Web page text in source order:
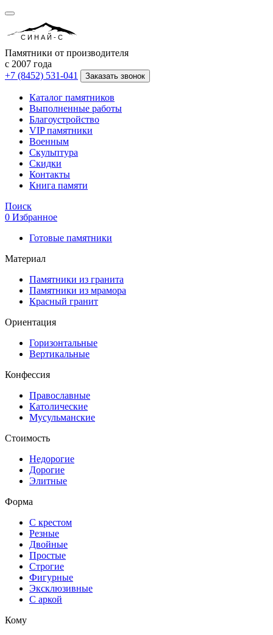
СИНАЙ-С
Памятники от производителя
с 2007 года
+7 (8452) 531-041
Заказать звонок
Каталог памятников
Выполненные работы
Благоустройство
VIP памятники
Военным
Скульптура
Скидки
Контакты
Книга памяти
Поиск
0 Избранное
Готовые памятники
Материал
Памятники из гранита
Памятники из мрамора
Красный гранит
Ориентация
Горизонтальные
Вертикальные
Конфессия
Православные
Католические
Мусульманские
Стоимость
Недорогие
Дорогие
Элитные
Форма
С крестом
Резные
Двойные
Простые
Строгие
Фигурные
Эксклюзивные
С аркой
Кому